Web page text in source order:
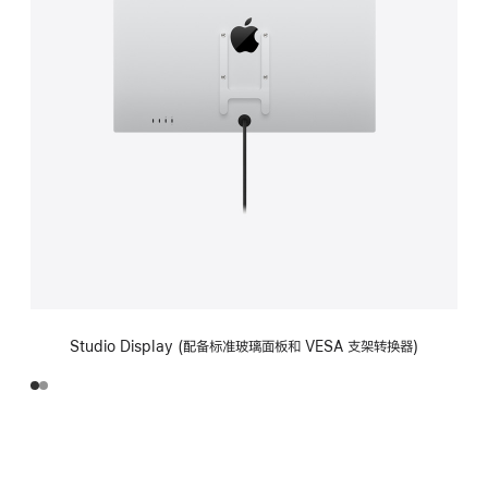
Studio Display (配备标准玻璃面板和 VESA 支架转换器)